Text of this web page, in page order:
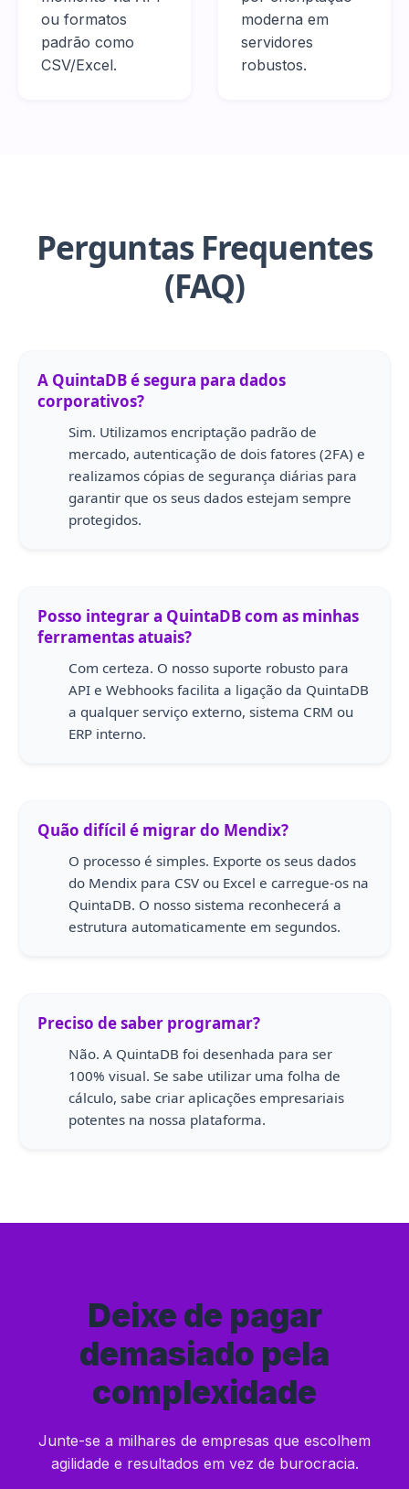
ou formatos
padrão como
CSV/Excel.
moderna em
servidores
robustos.
Perguntas Frequentes
(FAQ)
A QuintaDB é segura para dados
corporativos?
Sim. Utilizamos encriptação padrão de
mercado, autenticação de dois fatores (2FA) e
realizamos cópias de segurança diárias para
garantir que os seus dados estejam sempre
protegidos.
Posso integrar a QuintaDB com as minhas
ferramentas atuais?
Com certeza. O nosso suporte robusto para
API e Webhooks facilita a ligação da QuintaDB
a qualquer serviço externo, sistema CRM ou
ERP interno.
Quão difícil é migrar do Mendix?
O processo é simples. Exporte os seus dados
do Mendix para CSV ou Excel e carregue-os na
QuintaDB. O nosso sistema reconhecerá a
estrutura automaticamente em segundos.
Preciso de saber programar?
Não. A QuintaDB foi desenhada para ser
100% visual. Se sabe utilizar uma folha de
cálculo, sabe criar aplicações empresariais
potentes na nossa plataforma.
Deixe de pagar
demasiado pela
complexidade
Junte-se a milhares de empresas que escolhem
agilidade e resultados em vez de burocracia.